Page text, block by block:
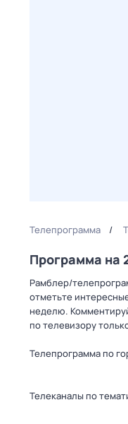
Телепрограмма
Программа на
Рамблер/
отметьте
неделю.
по телевизору
Телепрограмма по
Телеканалы по